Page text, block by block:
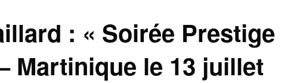
: « Soirée Prestige
Martinique le 13 juillet